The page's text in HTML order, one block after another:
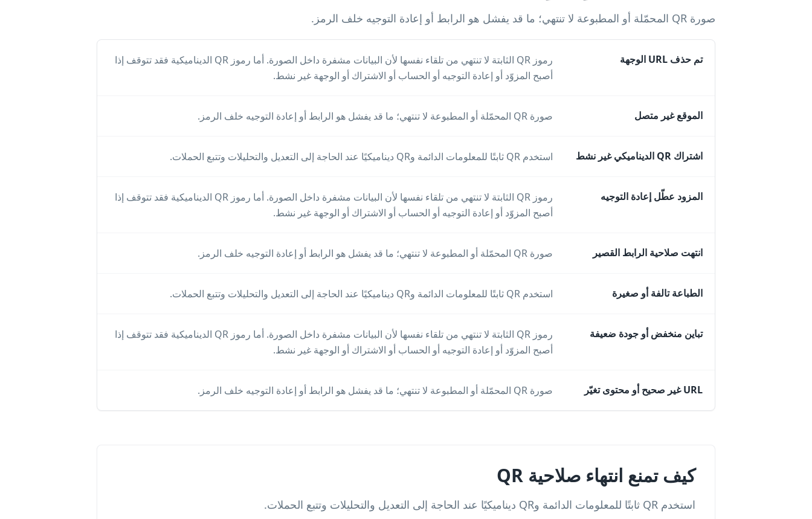
صورة QR المحمّلة أو المطبوعة لا تنتهي؛ ما قد يفشل هو الرابط أو إعادة التوجيه خلف الرمز.
تم حذف URL الوجهة
رموز QR الثابتة لا تنتهي من تلقاء نفسها لأن البيانات مشفرة داخل الصورة. أما رموز QR الديناميكية فقد تتوقف إذا
أصبح المزوّد أو إعادة التوجيه أو الحساب أو الاشتراك أو الوجهة غير نشط.
الموقع غير متصل صورة QR المحمّلة أو المطبوعة لا تنتهي؛ ما قد يفشل هو الرابط أو إعادة التوجيه خلف الرمز.
اشتراك QR الديناميكي غير نشط استخدم QR ثابتًا للمعلومات الدائمة وQR ديناميكيًا عند الحاجة إلى التعديل والتحليلات وتتبع الحملات.
المزود عطّل إعادة التوجيه
رموز QR الثابتة لا تنتهي من تلقاء نفسها لأن البيانات مشفرة داخل الصورة. أما رموز QR الديناميكية فقد تتوقف إذا
أصبح المزوّد أو إعادة التوجيه أو الحساب أو الاشتراك أو الوجهة غير نشط.
انتهت صلاحية الرابط القصير صورة QR المحمّلة أو المطبوعة لا تنتهي؛ ما قد يفشل هو الرابط أو إعادة التوجيه خلف الرمز.
الطباعة تالفة أو صغيرة استخدم QR ثابتًا للمعلومات الدائمة وQR ديناميكيًا عند الحاجة إلى التعديل والتحليلات وتتبع الحملات.
تباين منخفض أو جودة ضعيفة
رموز QR الثابتة لا تنتهي من تلقاء نفسها لأن البيانات مشفرة داخل الصورة. أما رموز QR الديناميكية فقد تتوقف إذا
أصبح المزوّد أو إعادة التوجيه أو الحساب أو الاشتراك أو الوجهة غير نشط.
URL غير صحيح أو محتوى تغيّر صورة QR المحمّلة أو المطبوعة لا تنتهي؛ ما قد يفشل هو الرابط أو إعادة التوجيه خلف الرمز.
كيف تمنع انتهاء صلاحية QR
استخدم QR ثابتًا للمعلومات الدائمة وQR ديناميكيًا عند الحاجة إلى التعديل والتحليلات وتتبع الحملات.